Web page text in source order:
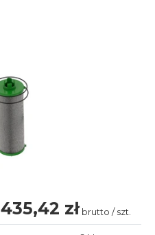
435,42 zł brutto / szt.